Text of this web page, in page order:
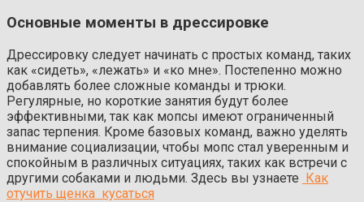
Основные моменты в дрессировке
Дрессировку следует начинать с простых команд, таких
как «сидеть», «лежать» и «ко мне». Постепенно можно
добавлять более сложные команды и трюки.
Регулярные, но короткие занятия будут более
эффективными, так как мопсы имеют ограниченный
запас терпения. Кроме базовых команд, важно уделять
внимание социализации, чтобы мопс стал уверенным и
спокойным в различных ситуациях, таких как встречи с
другими собаками и людьми. Здесь вы узнаете Как
отучить щенка кусаться